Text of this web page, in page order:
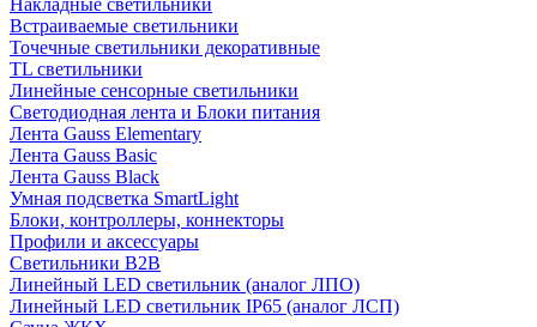
Накладные светильники
Встраиваемые светильники
Точечные светильники декоративные
TL светильники
Линейные сенсорные светильники
Светодиодная лента и Блоки питания
Лента Gauss Elementary
Лента Gauss Basic
Лента Gauss Black
Умная подсветка SmartLight
Блоки, контроллеры, коннекторы
Профили и аксессуары
Светильники B2B
Линейный LED светильник (аналог ЛПО)
Линейный LED светильник IP65 (аналог ЛСП)